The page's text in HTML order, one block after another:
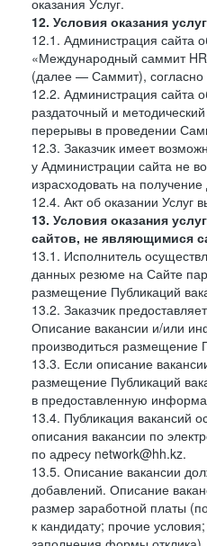
оказания Услуг.
12. Условия оказания
12.1. Администрация сайта
«Международный саммит
(далее — Саммит), согласно
12.2. Администрация сайта
раздаточный и
перерывы в проведении
12.3. Заказчик имеет
у Администрации сайта не
израсходовать на
12.4. Акт об оказании Услуг
13. Условия оказания
сайтов, не являющимися
13.1. Исполнитель
данных резюме на Сайте
размещение Публикаций
13.2. Заказчик
Описание вакансии и/или
производиться размещение
13.3. Если описание
размещение Публикаций
в предоставленную
13.4. Публикация вакансий
описания вакансии по
по адресу network@hh.kz.
13.5. Описание вакансии
добавлений. Описание
размер заработной платы
к кандидату; прочие